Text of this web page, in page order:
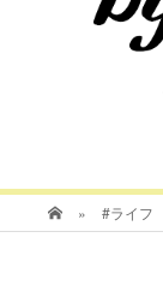
» #ライフ